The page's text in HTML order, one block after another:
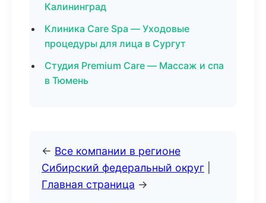
Калининград
Клиника Care Spa — Уходовые
процедуры для лица в Сургут
Студия Premium Care — Массаж и спа
в Тюмень
← Все компании в регионе
Сибирский федеральный округ
Главная страница →